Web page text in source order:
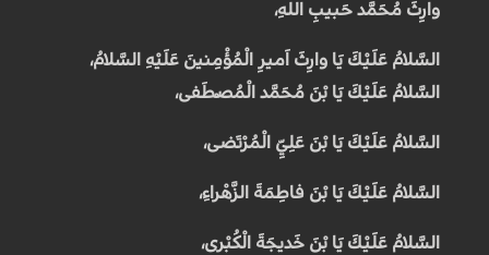
وارِثَ مُحَمَّد حَبيبِ اللهِ،
السَّلامُ عَلَيْكَ يَا وارِثَ اَميرِ الْمُؤْمِنينَ عَلَيْهِ السَّلامُ،
السَّلامُ عَلَيْكَ يَا بْنَ مُحَمَّد الْمُصْطَفى،
السَّلامُ عَلَيْكَ يَا بْنَ عَلِيِّ الْمُرْتَضى،
السَّلامُ عَلَيْكَ يَا بْنَ فاطِمَةَ الزَّهْراءِ،
السَّلامُ عَلَيْكَ يَا بْنَ خَديجَةَ الْكُبْرى،